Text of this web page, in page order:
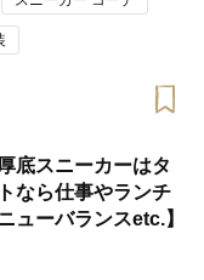
底スニーカーはタ
なら仕事やランチ
ューバランスetc.】